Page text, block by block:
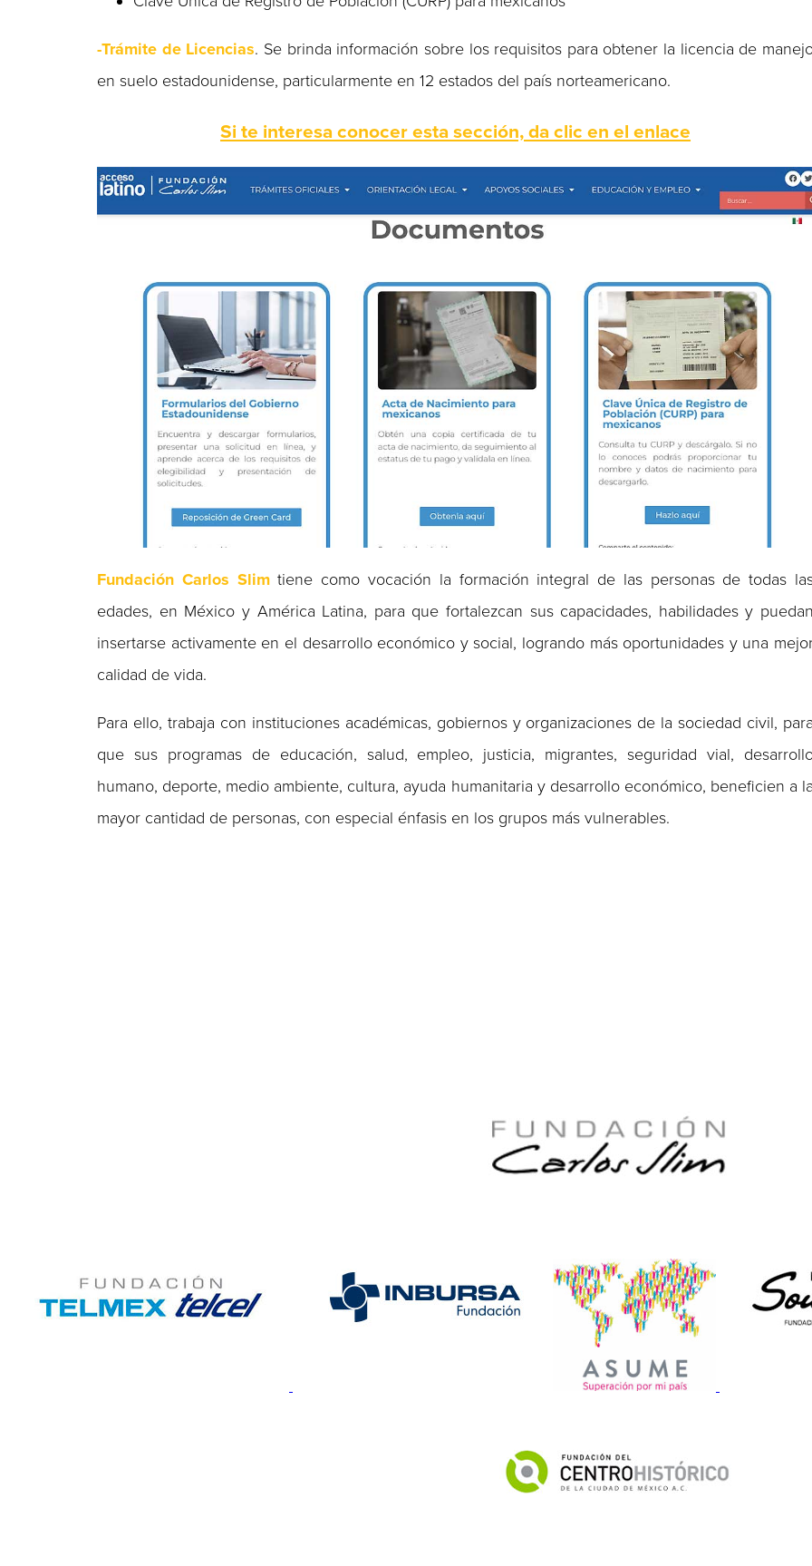
-Trámite de Licencias. Se brinda información sobre los requisitos para obtener la licencia de
en suelo estadounidense, particularmente en 12 estados del país norteamericano.
Si te interesa conocer esta sección, da clic en el enlace
Fundación Carlos Slimtiene como vocación la formación integral de las personas de todas
edades, en México y América Latina, para que fortalezcan sus capacidades, habilidades y
insertarse activamente en el desarrollo económico y social, logrando más oportunidades y una
calidad de vida.
Para ello, trabaja con instituciones académicas, gobiernos y organizaciones de la sociedad civil,
que sus programas de educación, salud, empleo, justicia, migrantes, seguridad vial,
humano, deporte, medio ambiente, cultura, ayuda humanitaria y desarrollo económico, beneficien a
mayor cantidad de personas, con especial énfasis en los grupos más vulnerables.